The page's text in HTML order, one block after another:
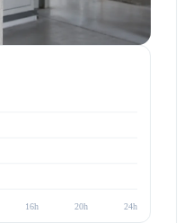
16h 20h 24h